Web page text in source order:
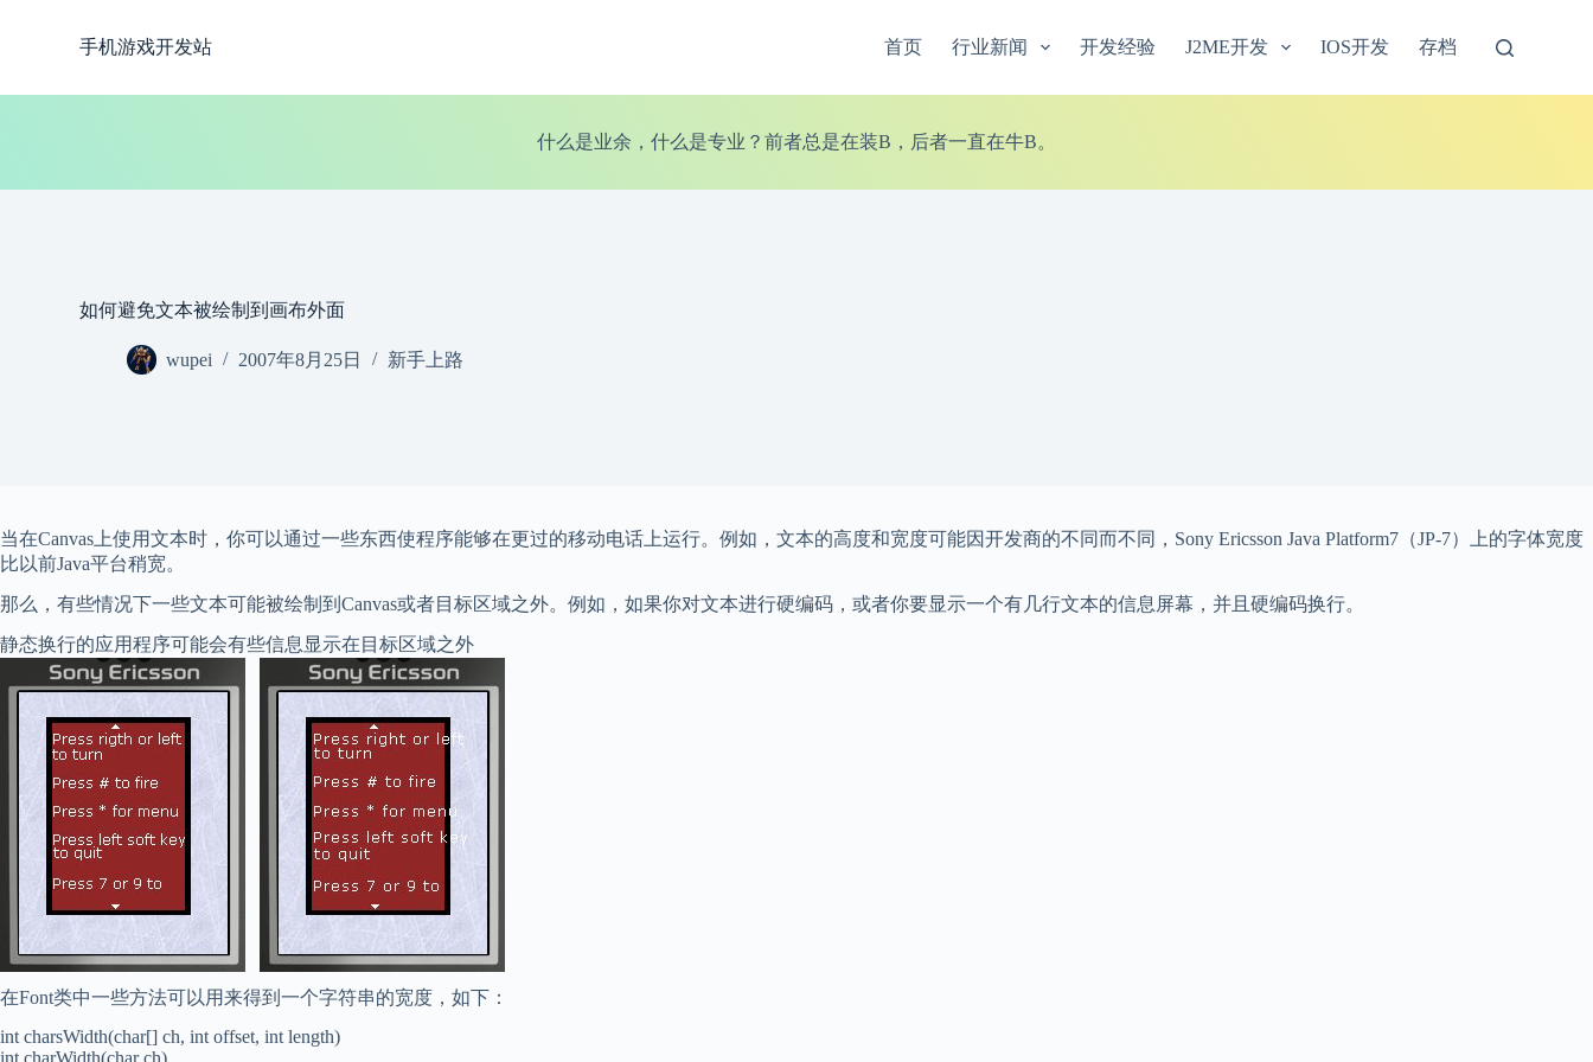
容
手机游戏开发站 首页 行业新闻 开发经验 J2ME开发 IOS开发 存档
什么是业余，什么是专业？前者总是在装B，后者一直在牛B。
如何避免文本被绘制到画布外面
wupei 2007年8月25日 新手上路
当在Canvas上使用文本时，你可以通过一些东西使程序能够在更过的移动电话上运行。例如，文本的高度和宽度可能因开发商的不同而不同，Sony Ericsson Java Platform7（JP-7）上的字体宽度
比以前Java平台稍宽。
那么，有些情况下一些文本可能被绘制到Canvas或者目标区域之外。例如，如果你对文本进行硬编码，或者你要显示一个有几行文本的信息屏幕，并且硬编码换行。
静态换行的应用程序可能会有些信息显示在目标区域之外
在Font类中一些方法可以用来得到一个字符串的宽度，如下：
int charsWidth(char[] ch, int offset, int length)